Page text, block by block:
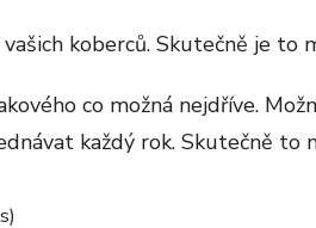
koberců. Skutečně je to
co možná nejdříve.
každý rok. Skutečně to